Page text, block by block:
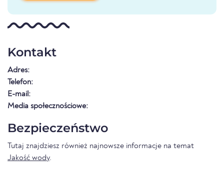
Kontakt
Adres:
Telefon:
E-mail:
Media społecznościowe:
Bezpieczeństwo
Tutaj znajdziesz również najnowsze informacje na temat
Jakość wody.